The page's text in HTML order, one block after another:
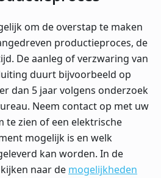
om de overstap te maken
productieproces, de
De aanleg of verzwaring van
duurt bijvoorbeeld op
dan 5 jaar volgens onderzoek
Neem contact op met uw
te zien of een elektrische
mogelijk is en welk
kan worden. In de
naar de mogelijkheden